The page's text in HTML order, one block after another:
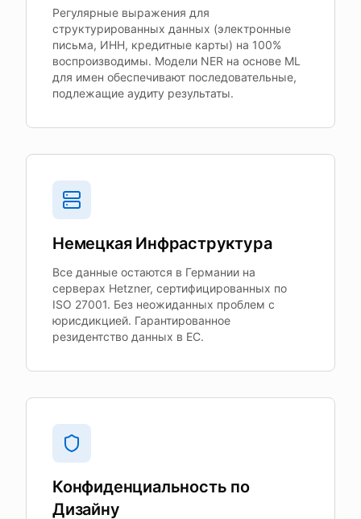
Регулярные выражения для
структурированных данных (электронные
письма, ИНН, кредитные карты) на 100%
воспроизводимы. Модели NER на основе ML
для имен обеспечивают последовательные,
подлежащие аудиту результаты.
Немецкая Инфраструктура
Все данные остаются в Германии на
серверах Hetzner, сертифицированных по
ISO 27001. Без неожиданных проблем с
юрисдикцией. Гарантированное
резидентство данных в ЕС.
Конфиденциальность по
Дизайну